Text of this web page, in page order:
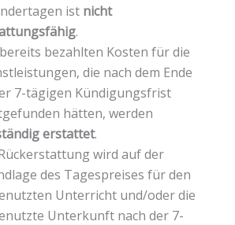
ist nicht
.
bezahlten Kosten für die
die nach dem Ende
7-tägigen Kündigungsfrist
hätten, werden
erstattet.
wird auf der
des Tagespreises für den
Unterricht und/oder die
Unterkunft nach der 7-